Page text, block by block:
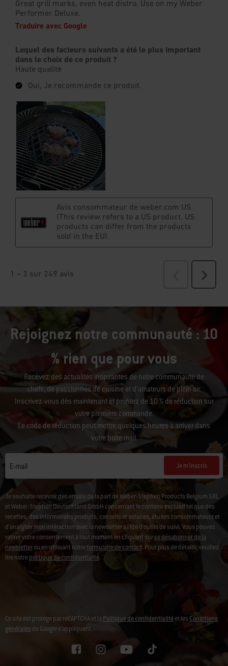
Rejoignez notre communauté : 10
% rien que pour vous
Recevez des actualités inspirantes de notre communauté de
chefs, de passionnés de cuisine et d’amateurs de plein air.
Inscrivez-vous dès maintenant et profitez de 10 % de réduction sur
votre première commande.
Le code de réduction peut mettre quelques heures à arriver dans
votre boîte mail.
E-mail Je m'inscris
Je souhaite recevoir des emails de la part de Weber-Stephen Products Belgium SRL
et Weber-Stephen Deutschland GmbH concernant le contenu exclusif tel que des
recettes, des informations produits, conseils et astuces, études consommateurs et
d'analyser mon intéraction avec la newsletter à l'ide d'outils de suivi. Vous pouvez
retirer votre consentement à tout moment en cliquant surse désabonner de la
newsletterou en utilisant notreformulaire de contact. Pour plus de détails, veuillez
lire notrepolitique de confidentialité.
Ce site est protégé par reCAPTCHA et la Politique de confidentialitéet les Conditions
générales de Google s’appliquent.